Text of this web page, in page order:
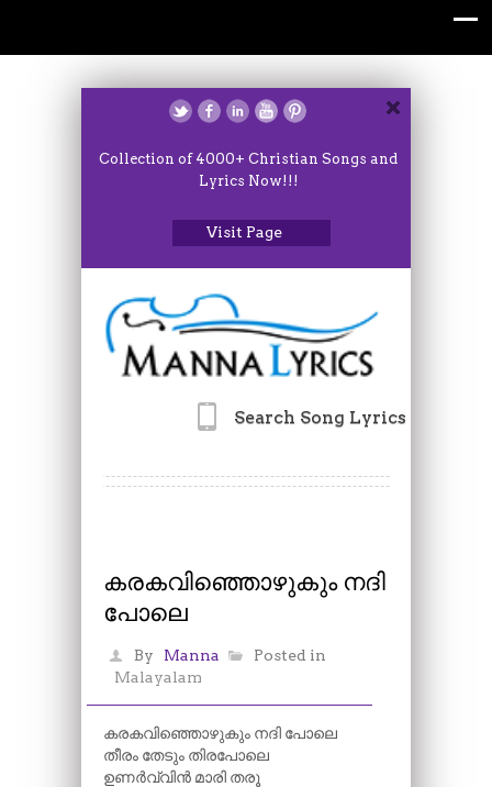
Collection of 4000+ Christian Songs and
Lyrics Now!!!
Visit Page
Search Song Lyrics
കരകവിഞ്ഞൊഴുകും നദി
പോലെ
By Manna
Posted in
Malayalam
കരകവിഞ്ഞൊഴുകും നദി പോലെ
തീരം തേടും തിരപോലെ
ഉണർവ്വിൻ മാരി തരൂ